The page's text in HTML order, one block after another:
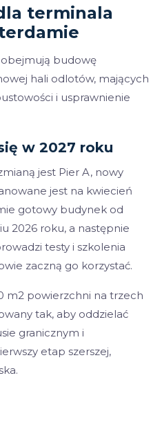
terminala
obejmują budowę
hali odlotów, mających
i usprawnienie
w 2027 roku
jest Pier A, nowy
jest na kwiecień
gotowy budynek od
2026 roku, a następnie
testy i szkolenia
zaczną go korzystać.
m2 powierzchni na trzech
tak, aby oddzielać
granicznym i
etap szerszej,